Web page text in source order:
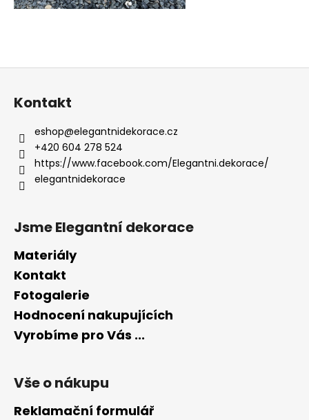
Z
Kontakt
eshop@elegantnidekorace.cz
+420 604 278 524
https://www.facebook.com/Elegantni.dekorace/
elegantnidekorace
Jsme Elegantní dekorace
Materiály
Kontakt
Fotogalerie
Hodnocení nakupujících
Vyrobíme pro Vás ...
Vše o nákupu
Reklamační formulář